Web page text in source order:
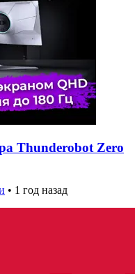
Thunderobot Zero
• 1 год назад